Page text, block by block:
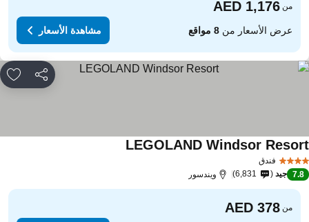
من
عرض الأسعار من8 مواقع مشاهدة الأسعار
مشاركة
فندق
LEGOLAND Windsor
7.8 جيد 6,831 ويندسور
من